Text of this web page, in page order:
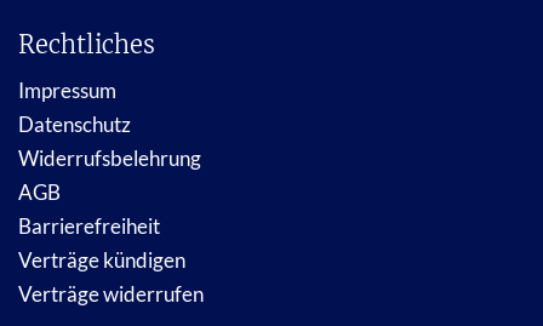
Rechtliches
Impressum
Datenschutz
Widerrufsbelehrung
AGB
Barrierefreiheit
Verträge kündigen
Verträge widerrufen